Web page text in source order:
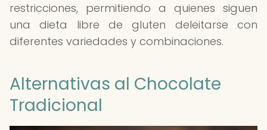
restricciones, permitiendo a quienes siguen
una dieta libre de gluten deleitarse con
diferentes variedades y combinaciones.
Alternativas al Chocolate
Tradicional